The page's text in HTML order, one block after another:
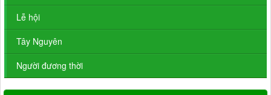
Lễ hội
Tây Nguyên
Người đương thời